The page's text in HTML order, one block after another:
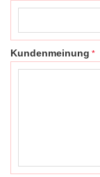
Kundenmeinung